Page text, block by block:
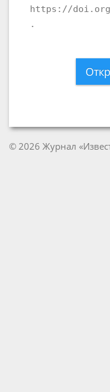
https://doi.org/
.
© 2026 Журнал